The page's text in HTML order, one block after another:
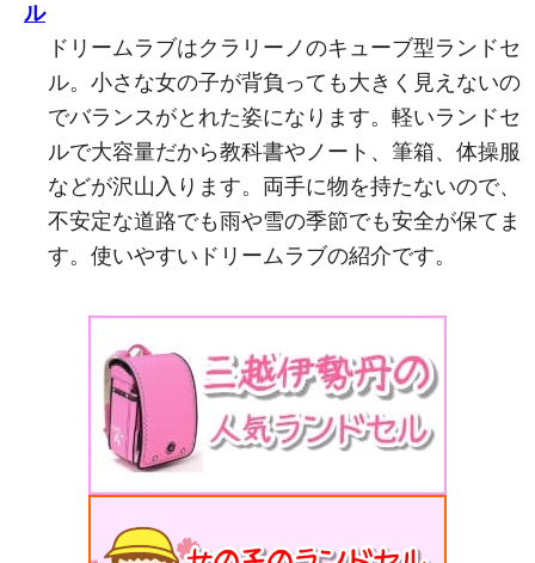
ル
ドリームラブはクラリーノのキューブ型ランドセ
ル。小さな女の子が背負っても大きく見えないの
でバランスがとれた姿になります。軽いランドセ
ルで大容量だから教科書やノート、筆箱、体操服
などが沢山入ります。両手に物を持たないので、
不安定な道路でも雨や雪の季節でも安全が保てま
す。使いやすいドリームラブの紹介です。